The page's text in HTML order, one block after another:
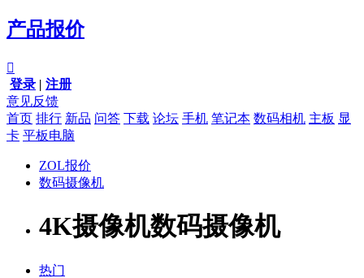
产品报价

登录 | 注册
意见反馈
首页 排行 新品 问答 下载 论坛 手机 笔记本 数码相机 主板 显
卡 平板电脑
ZOL报价
数码摄像机
4K摄像机数码摄像机
热门